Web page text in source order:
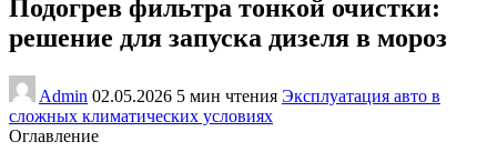
Подогрев фильтра тонкой очистки:
решение для запуска дизеля в мороз
Admin 02.05.2026 5 мин чтения Эксплуатация авто в
сложных климатических условиях
Оглавление